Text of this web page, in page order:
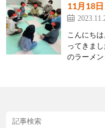
11月18日
こんにち
ってきま
のラーメ